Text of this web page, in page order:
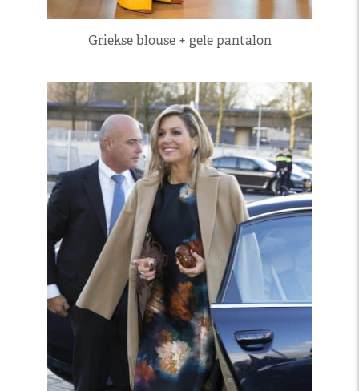
Griekse blouse + gele pantalon